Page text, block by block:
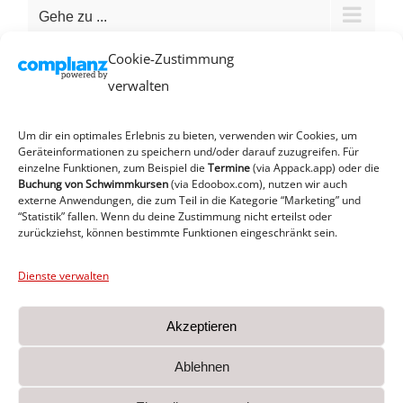
Cookie-Zustimmung
verwalten
Um dir ein optimales Erlebnis zu bieten, verwenden wir Cookies, um
Geräteinformationen zu speichern und/oder darauf zuzugreifen. Für
einzelne Funktionen, zum Beispiel die Termine(via Appack.app) oder die
Buchung von Schwimmkursen(via Edoobox.com), nutzen wir auch
externe Anwendungen, die zum Teil in die Kategorie “Marketing” und
“Statistik” fallen. Wenn du deine Zustimmung nicht erteilst oder
zurückziehst, können bestimmte Funktionen eingeschränkt sein.
Dienste verwalten
Akzeptieren
Ablehnen
Gehe zu ...